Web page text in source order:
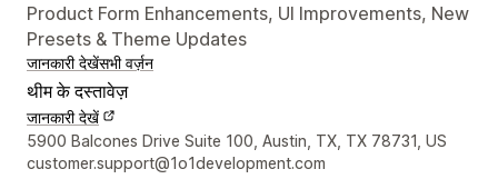
Product Form Enhancements, UI Improvements, New
Presets & Theme Updates
जानकारी देखेंसभी वर्ज़न
थीम के दस्तावेज़
जानकारी देखें
डिज़ाइनर के संपर्क की जानकारी
5900 Balcones Drive Suite 100, Austin, TX, TX 78731, US
customer.support@1o1development.com